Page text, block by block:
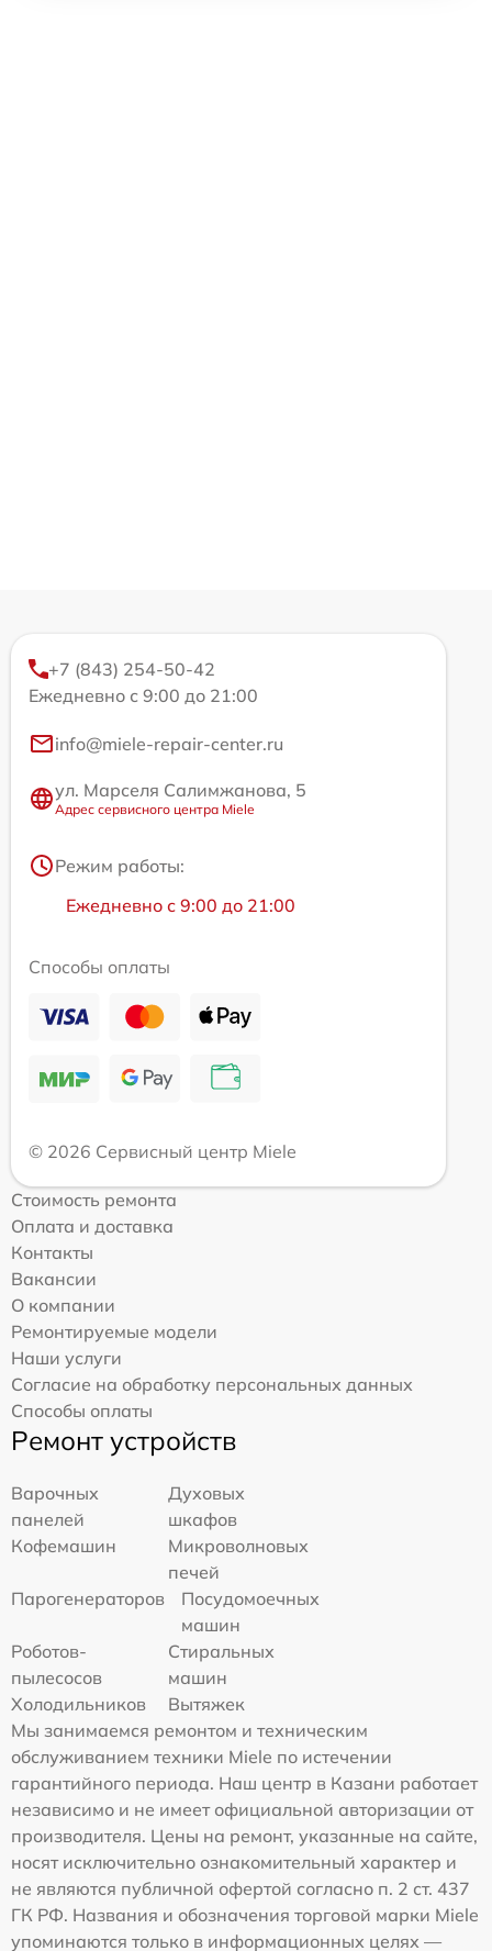
+7 (843) 254-50-42
Ежедневно с 9:00 до 21:00
info@miele-repair-center.ru
ул. Марселя Салимжанова, 5
Адрес сервисного центра Miele
Режим работы:
Ежедневно с 9:00 до 21:00
Способы оплаты
© 2026 Сервисный центр Miele
Стоимость ремонта
Оплата и доставка
Контакты
Вакансии
О компании
Ремонтируемые модели
Наши услуги
Согласие на обработку персональных данных
Способы оплаты
Ремонт устройств
Варочных
панелей
Духовых
шкафов
Кофемашин
Микроволновых
печей
Парогенераторов
Посудомоечных
машин
Роботов-
пылесосов
Стиральных
машин
Холодильников
Вытяжек
Мы занимаемся ремонтом и техническим
обслуживанием техники Miele по истечении
гарантийного периода. Наш центр в Казани работает
независимо и не имеет официальной авторизации от
производителя. Цены на ремонт, указанные на сайте,
носят исключительно ознакомительный характер и
не являются публичной офертой согласно п. 2 ст. 437
ГК РФ. Названия и обозначения торговой марки Miele
упоминаются только в информационных целях —